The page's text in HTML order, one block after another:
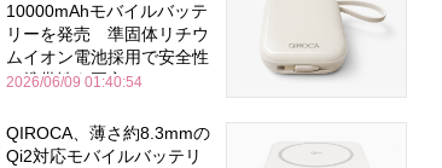
10000mAhモバイルバッテ
リーを発売 準固体リチウ
ムイオン電池採用で安全性
と携帯性を両立
2026/06/09 01:40:54
QIROCA、薄さ約8.3mmの
Qi2対応モバイルバッテリ